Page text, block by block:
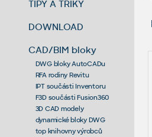
TIPY A TRIKY
DOWNLOAD
CAD/BIM bloky
DWG bloky AutoCADu
RFA rodiny Revitu
IPT součásti Inventoru
F3D součásti Fusion360
3D CAD modely
dynamické bloky DWG
top knihovny výrobců